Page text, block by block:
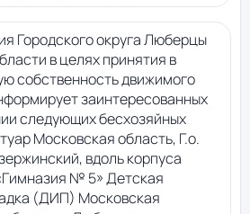
Городского округа Люберцы
в целях принятия в
собственность движимого
заинтересованных
следующих бесхозяйных
Московская область, Г.о.
вдоль корпуса
№ 5» Детская
(ДИП) Московская